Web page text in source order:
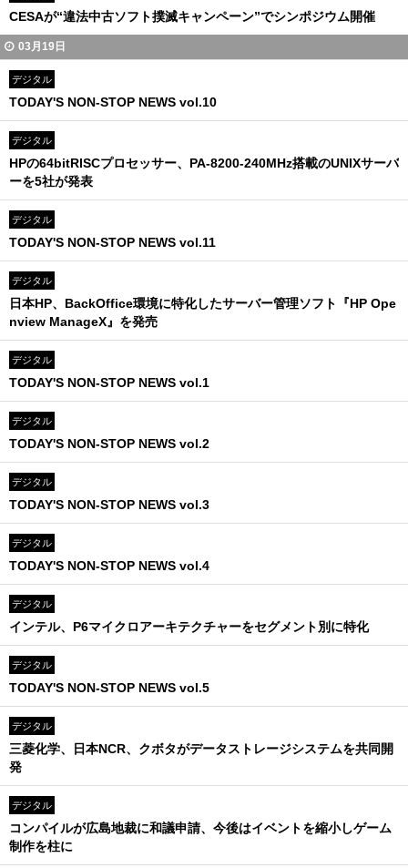
CESAが“違法中古ソフト撲滅キャンペーン”でシンポジウム開催
03月19日
デジタル
TODAY'S NON-STOP NEWS vol.10
デジタル
HPの64bitRISCプロセッサー、PA-8200-240MHz搭載のUNIXサーバ
ーを5社が発表
デジタル
TODAY'S NON-STOP NEWS vol.11
デジタル
日本HP、BackOffice環境に特化したサーバー管理ソフト『HP Ope
nview ManageX』を発売
デジタル
TODAY'S NON-STOP NEWS vol.1
デジタル
TODAY'S NON-STOP NEWS vol.2
デジタル
TODAY'S NON-STOP NEWS vol.3
デジタル
TODAY'S NON-STOP NEWS vol.4
デジタル
インテル、P6マイクロアーキテクチャーをセグメント別に特化
デジタル
TODAY'S NON-STOP NEWS vol.5
デジタル
三菱化学、日本NCR、クボタがデータストレージシステムを共同開
発
デジタル
コンパイルが広島地裁に和議申請、今後はイベントを縮小しゲーム
制作を柱に